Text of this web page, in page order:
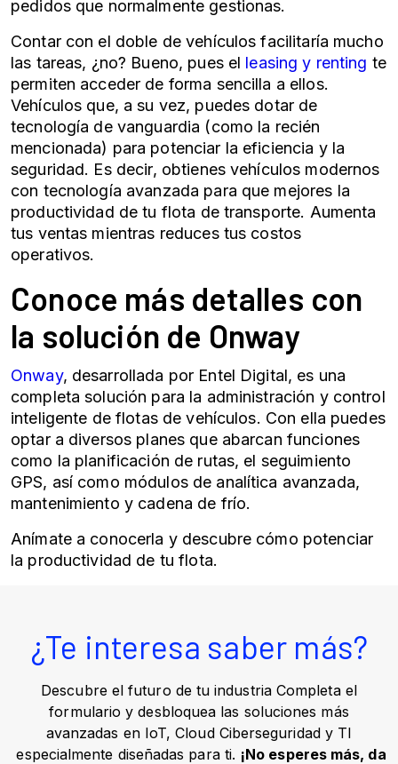
pedidos que normalmente gestionas.
Contar con el doble de vehículos facilitaría mucho
las tareas, ¿no? Bueno, pues el leasing y renting te
permiten acceder de forma sencilla a ellos.
Vehículos que, a su vez, puedes dotar de
tecnología de vanguardia (como la recién
mencionada) para potenciar la eficiencia y la
seguridad. Es decir, obtienes vehículos modernos
con tecnología avanzada para que mejores la
productividad de tu flota de transporte. Aumenta
tus ventas mientras reduces tus costos
operativos.
Conoce más detalles con
la solución de Onway
Onway, desarrollada por Entel Digital, es una
completa solución para la administración y control
inteligente de flotas de vehículos. Con ella puedes
optar a diversos planes que abarcan funciones
como la planificación de rutas, el seguimiento
GPS, así como módulos de analítica avanzada,
mantenimiento y cadena de frío.
Anímate a conocerla y descubre cómo potenciar
la productividad de tu flota.
¿Te interesa saber más?
Descubre el futuro de tu industria Completa el
formulario y desbloquea las soluciones más
avanzadas en IoT, Cloud Ciberseguridad y TI
especialmente diseñadas para ti. ¡No esperes más, da